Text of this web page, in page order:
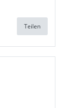
Teilen